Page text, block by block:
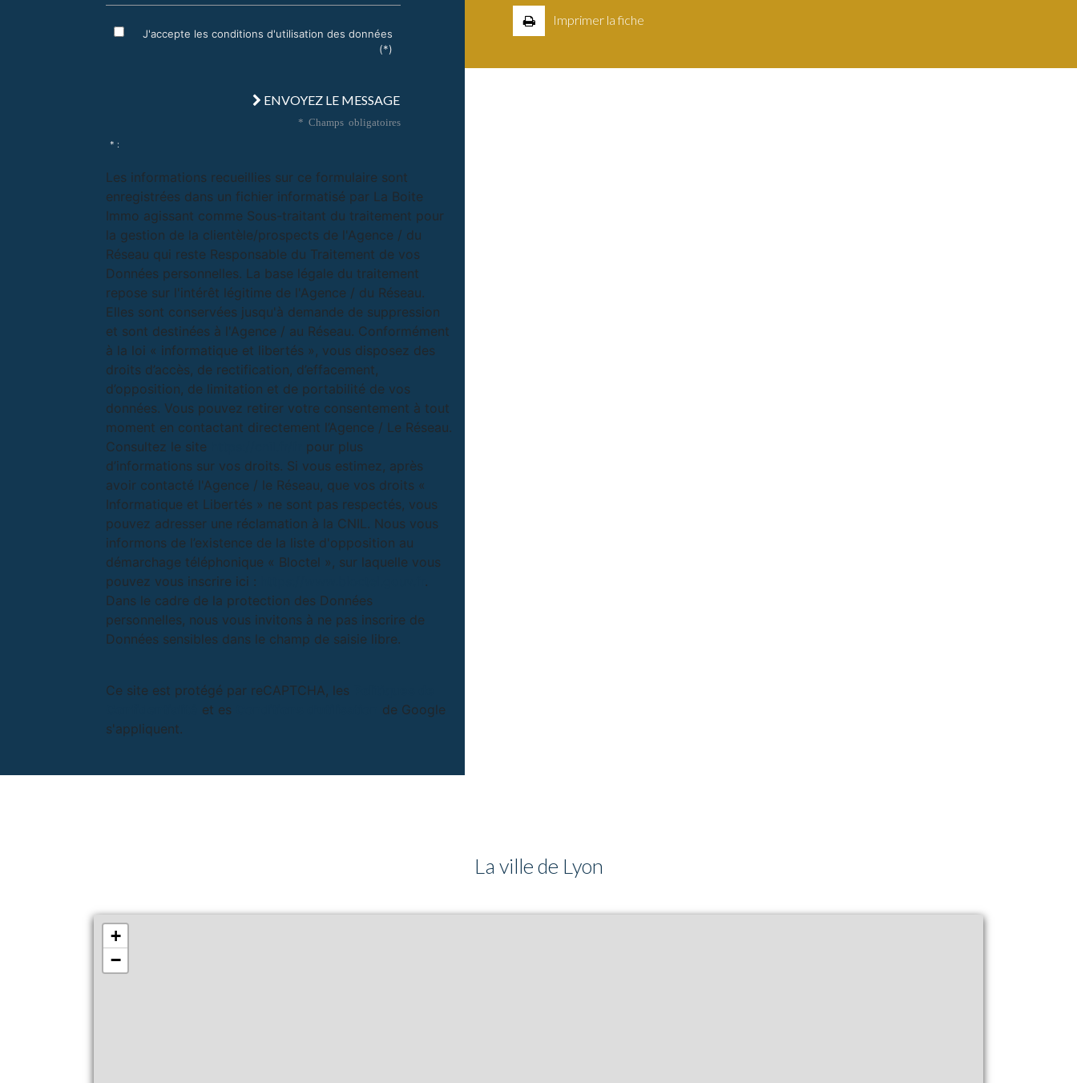
J'accepte les conditions d'utilisation des données
(*)
ENVOYEZ LE MESSAGE
* Champs obligatoires
* :
Les informations recueillies sur ce formulaire sont
enregistrées dans un fichier informatisé par La Boite
Immo agissant comme Sous-traitant du traitement pour
la gestion de la clientèle/prospects de l'Agence / du
Réseau qui reste Responsable du Traitement de vos
Données personnelles. La base légale du traitement
repose sur l'intérêt légitime de l'Agence / du Réseau.
Elles sont conservées jusqu'à demande de suppression
et sont destinées à l'Agence / au Réseau. Conformément
à la loi « informatique et libertés », vous disposez des
droits d’accès, de rectification, d’effacement,
d’opposition, de limitation et de portabilité de vos
données. Vous pouvez retirer votre consentement à tout
moment en contactant directement l’Agence / Le Réseau.
Consultez le site
pour plus
d’informations sur vos droits. Si vous estimez, après
avoir contacté l'Agence / le Réseau, que vos droits «
Informatique et Libertés » ne sont pas respectés, vous
pouvez adresser une réclamation à la CNIL. Nous vous
informons de l’existence de la liste d'opposition au
démarchage téléphonique « Bloctel », sur laquelle vous
pouvez vous inscrire ici :
.
Dans le cadre de la protection des Données
personnelles, nous vous invitons à ne pas inscrire de
Données sensibles dans le champ de saisie libre.
Ce site est protégé par reCAPTCHA, les
et es
de Google
s'appliquent.
Imprimer la fiche
La ville de Lyon
+
−